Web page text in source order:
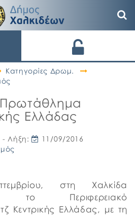
Κατηγορίες Δρωμ.
Πρωτάθλημα
Ελλάδας
- Λήξη:
11/09/2016
στη Χαλκίδα
το Περιφερειακό
Κεντρικής Ελλάδας, με τη